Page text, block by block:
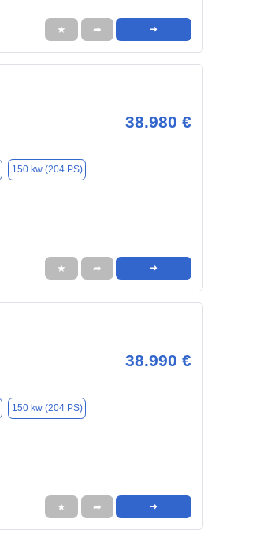
★ ➦ ➜
38.980 €
150 kw (204 PS)
★ ➦ ➜
38.990 €
150 kw (204 PS)
★ ➦ ➜